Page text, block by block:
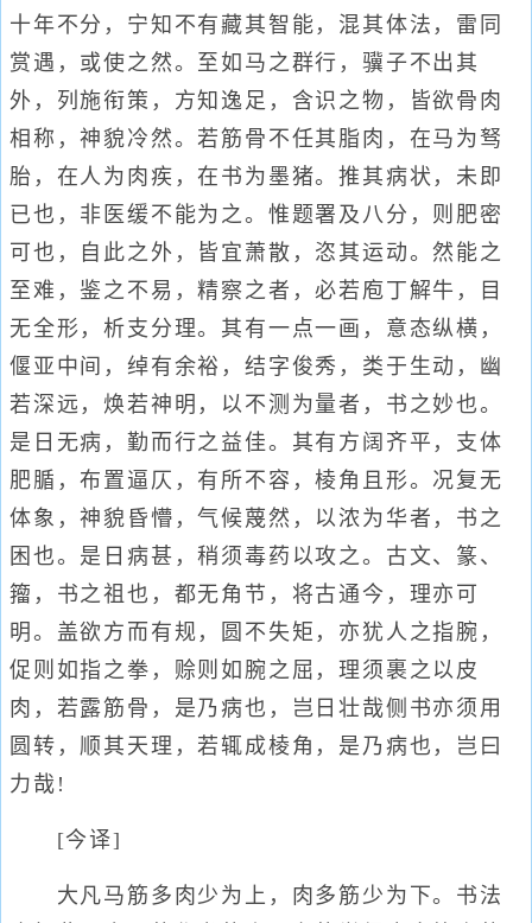
十年不分，宁知不有藏其智能，混其体法，雷同
赏遇，或使之然。至如马之群行，骥子不出其
外，列施衔策，方知逸足，含识之物，皆欲骨肉
相称，神貌冷然。若筋骨不任其脂肉，在马为驽
胎，在人为肉疾，在书为墨猪。推其病状，未即
已也，非医缓不能为之。惟题署及八分，则肥密
可也，自此之外，皆宜萧散，恣其运动。然能之
至难，鉴之不易，精察之者，必若庖丁解牛，目
无全形，析支分理。其有一点一画，意态纵横，
偃亚中间，绰有余裕，结字俊秀，类于生动，幽
若深远，焕若神明，以不测为量者，书之妙也。
是日无病，勤而行之益佳。其有方阔齐平，支体
肥腯，布置逼仄，有所不容，棱角且形。况复无
体象，神貌昏懵，气候蔑然，以浓为华者，书之
困也。是日病甚，稍须毒药以攻之。古文、篆、
籀，书之祖也，都无角节，将古通今，理亦可
明。盖欲方而有规，圆不失矩，亦犹人之指腕，
促则如指之拳，赊则如腕之屈，理须裹之以皮
肉，若露筋骨，是乃病也，岂日壮哉侧书亦须用
圆转，顺其天理，若辄成棱角，是乃病也，岂曰
力哉!
[今译]
大凡马筋多肉少为上，肉多筋少为下。书法